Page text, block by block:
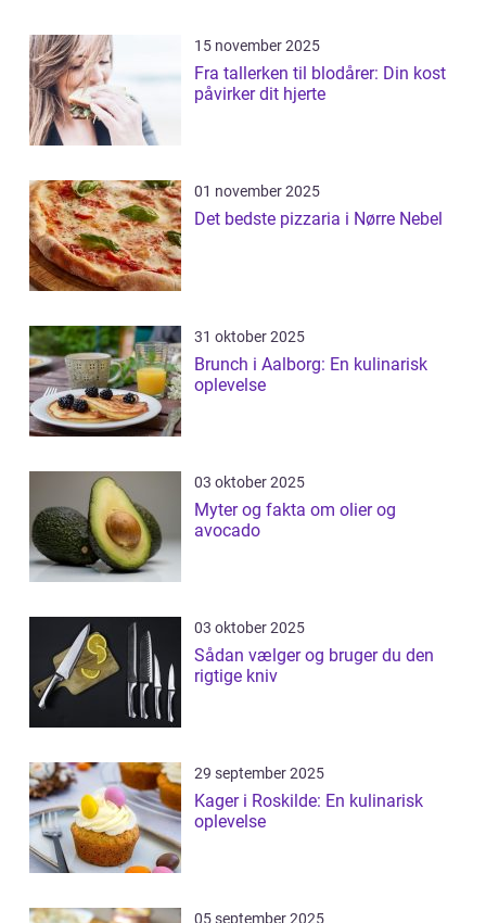
15 november 2025
Fra tallerken til blodårer: Din kost
påvirker dit hjerte
01 november 2025
Det bedste pizzaria i Nørre Nebel
31 oktober 2025
Brunch i Aalborg: En kulinarisk
oplevelse
03 oktober 2025
Myter og fakta om olier og
avocado
03 oktober 2025
Sådan vælger og bruger du den
rigtige kniv
29 september 2025
Kager i Roskilde: En kulinarisk
oplevelse
05 september 2025